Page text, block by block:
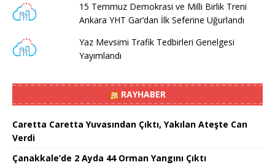
15 Temmuz Demokrasi ve Milli Birlik Treni
Ankara YHT Gar’dan İlk Seferine Uğurlandı
Yaz Mevsimi Trafik Tedbirleri Genelgesi
Yayımlandı
RAYHABER
Caretta Caretta Yuvasından Çıktı, Yakılan Ateşte Can
Verdi
Çanakkale’de 2 Ayda 44 Orman Yangını Çıktı